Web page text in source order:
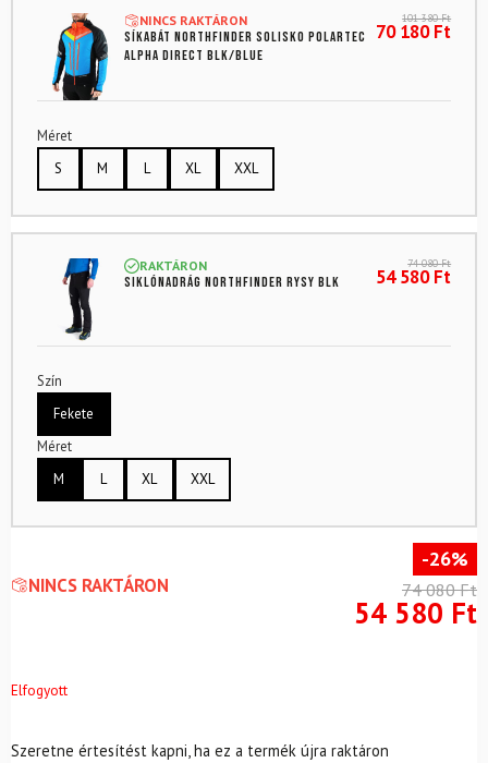
NINCS RAKTÁRON
Síkabát NORTHFINDER Solisko Polartec
Alpha direct Blk/Blue
101 380Ft
70 180Ft
Méret
S
M L XL XXL
RAKTÁRON
Siklónadrág NORTHFINDER Rysy Blk
74 080Ft
54 580Ft
Szín
Fekete
Méret
M
L XL XXL
NINCS RAKTÁRON
-26%
74 080Ft
54 580 Ft
Elfogyott
Szeretne értesítést kapni, ha ez a termék újra raktáron